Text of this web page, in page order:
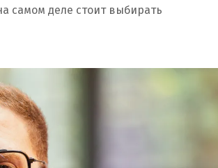
самом деле стоит выбирать